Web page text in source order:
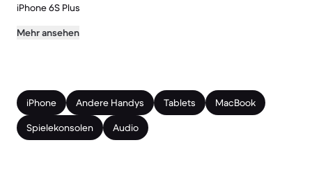
iPhone 6S Plus
Mehr ansehen
iPhone Andere Handys Tablets
MacBook
Spielekonsolen
Audio